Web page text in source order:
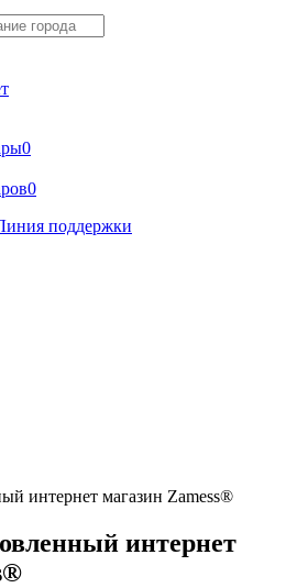
0
0
поддержки
интернет магазин Zamess®
интернет